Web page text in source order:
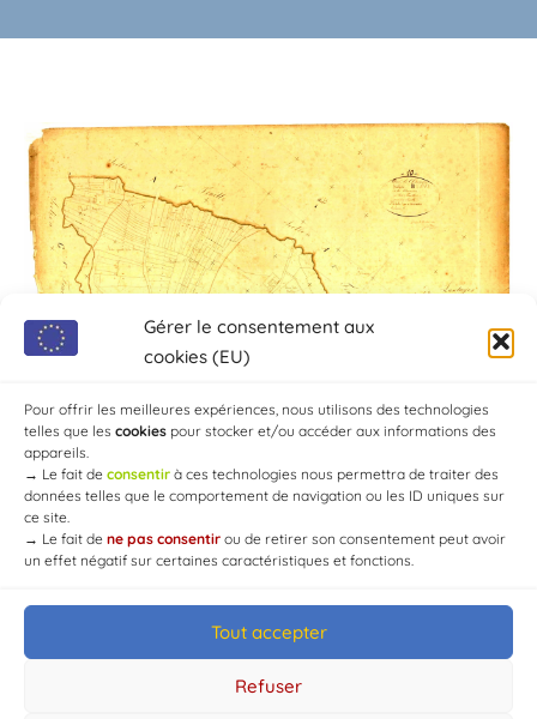
Gérer le consentement aux
cookies (EU)
Pour offrir les meilleures expériences, nous utilisons des technologies
telles que les cookies pour stocker et/ou accéder aux informations des
appareils.
→ Le fait de consentir à ces technologies nous permettra de traiter des
données telles que le comportement de navigation ou les ID uniques sur
ce site.
→ Le fait de ne pas consentir ou de retirer son consentement peut avoir
un effet négatif sur certaines caractéristiques et fonctions.
Tout accepter
Refuser
© Mairie de Chaource [2004-2024] | Tous droits réservés.
Developed byWEB3-DESIGN